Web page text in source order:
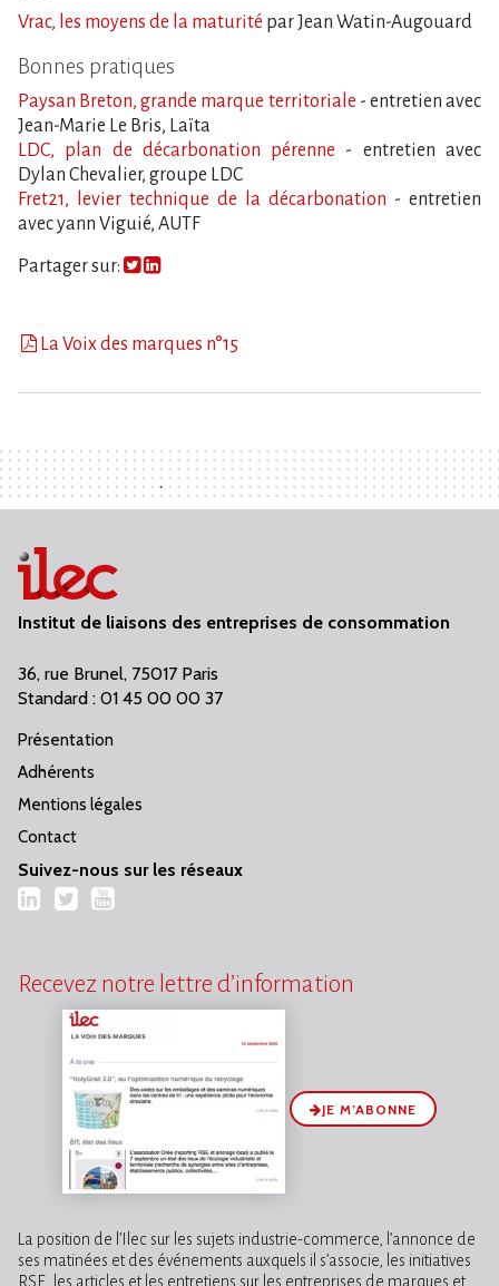
Vrac, les moyens de la maturité par Jean Watin-Augouard
Bonnes pratiques
Paysan Breton, grande marque territoriale - entretien avec
Jean-Marie Le Bris, Laïta
LDC, plan de décarbonation pérenne - entretien avec
Dylan Chevalier, groupe LDC
Fret21, levier technique de la décarbonation - entretien
avec yann Viguié, AUTF
Partager sur:
La Voix des marques n°15
Institut de liaisons des entreprises de consommation
36, rue Brunel, 75017 Paris
Standard : 01 45 00 00 37
Présentation
Adhérents
Mentions légales
Contact
Suivez-nous sur les réseaux
LinkedIn
TwitterYouTube
Recevez notre lettre d’information
JE M’ABONNE
La position de l’Ilec sur les sujets industrie-commerce, l’annonce de
ses matinées et des événements auxquels il s’associe, les initiatives
RSE, les articles et les entretiens sur les entreprises de marques et